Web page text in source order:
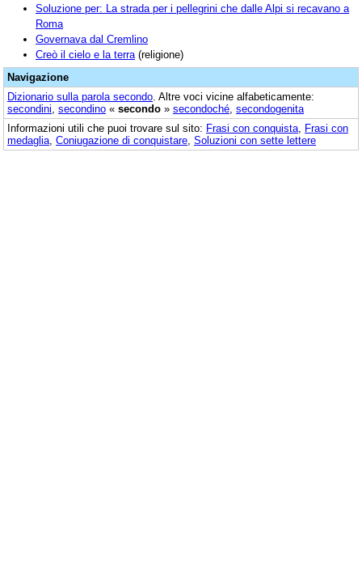
Soluzione per: La strada per i pellegrini che dalle Alpi si recavano a
Roma
Governava dal Cremlino
Creò il cielo e la terra (religione)
Navigazione
Dizionario sulla parola secondo . Altre voci vicine alfabeticamente:
secondini secondino « secondo » secondoché secondogenita
Informazioni utili che puoi trovare sul sito: Frasi con conquista Frasi con
medaglia Coniugazione di conquistare Soluzioni con sette lettere